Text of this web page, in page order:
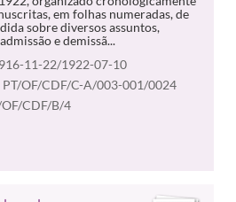
em folhas numeradas, de
sobre diversos assuntos,
e demissã...
11-22/1922-07-10
PT/OF/CDF/C-A/003-001/0024
OF/CDF/B/4